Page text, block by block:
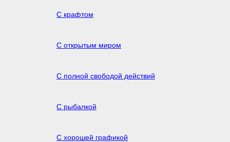
С крафтом
С открытым миром
С полной свободой действий
С рыбалкой
С хорошей графикой